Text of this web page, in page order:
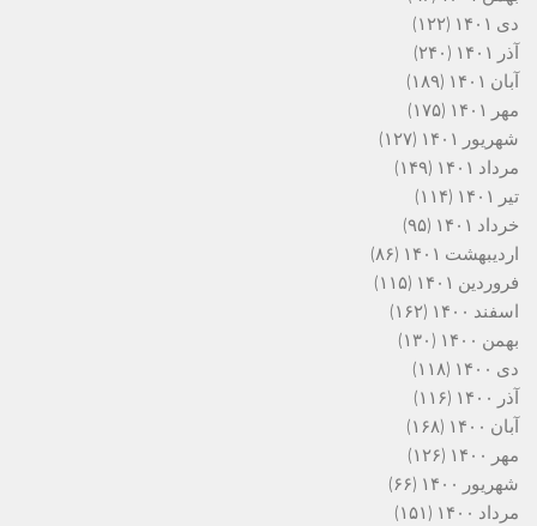
دی ۱۴۰۱
(۱۲۲)
آذر ۱۴۰۱
(۲۴۰)
آبان ۱۴۰۱
(۱۸۹)
مهر ۱۴۰۱
(۱۷۵)
شهریور ۱۴۰۱
(۱۲۷)
مرداد ۱۴۰۱
(۱۴۹)
تیر ۱۴۰۱
(۱۱۴)
خرداد ۱۴۰۱
(۹۵)
اردیبهشت ۱۴۰۱
(۸۶)
فروردین ۱۴۰۱
(۱۱۵)
اسفند ۱۴۰۰
(۱۶۲)
بهمن ۱۴۰۰
(۱۳۰)
دی ۱۴۰۰
(۱۱۸)
آذر ۱۴۰۰
(۱۱۶)
آبان ۱۴۰۰
(۱۶۸)
مهر ۱۴۰۰
(۱۲۶)
شهریور ۱۴۰۰
(۶۶)
مرداد ۱۴۰۰
(۱۵۱)